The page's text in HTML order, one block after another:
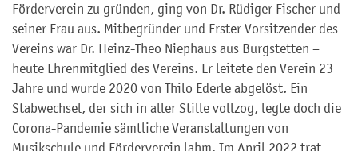
Förderverein zu gründen, ging von Dr. Rüdiger Fischer und
seiner Frau aus. Mitbegründer und Erster Vorsitzender des
Vereins war Dr. Heinz-Theo Niephaus aus Burgstetten –
heute Ehrenmitglied des Vereins. Er leitete den Verein 23
Jahre und wurde 2020 von Thilo Ederle abgelöst. Ein
Stabwechsel, der sich in aller Stille vollzog, legte doch die
Corona-Pandemie sämtliche Veranstaltungen von